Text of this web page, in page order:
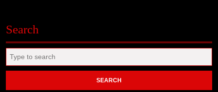
Search
for: